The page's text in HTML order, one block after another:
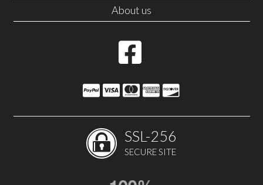
About us
SSL-256
SECURE SITE